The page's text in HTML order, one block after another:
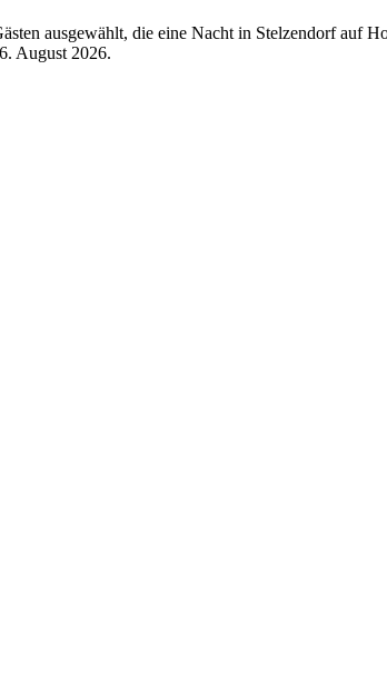
ausgewählt, die eine Nacht in Stelzendorf auf
6. August 2026.